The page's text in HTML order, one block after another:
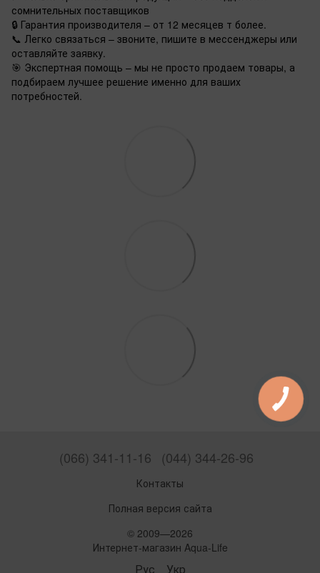
сомнительных поставщиков
🔒 Гарантия производителя – от 12 месяцев т более.
📞 Легко связаться – звоните, пишите в мессенджеры или
оставляйте заявку.
🎯 Экспертная помощь – мы не просто продаем товары, а
подбираем лучшее решение именно для ваших
потребностей.
(066) 341-11-16 (044) 344-26-96
Контакты
Полная версия сайта
© 2009—2026
Интернет-магазин Aqua-Life
Рус Укр